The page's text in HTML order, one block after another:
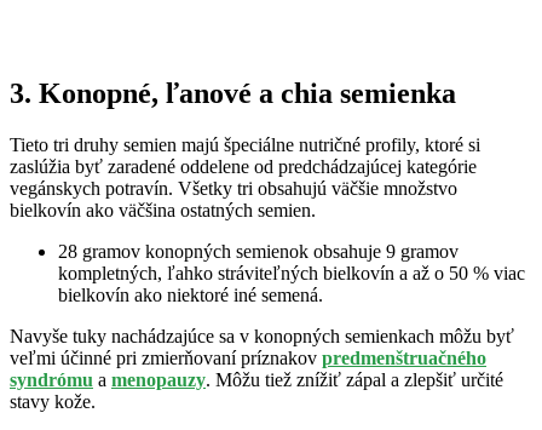
3. Konopné, ľanové a chia semienka
Tieto tri druhy semien majú špeciálne nutričné profily, ktoré si
zaslúžia byť zaradené oddelene od predchádzajúcej kategórie
vegánskych potravín. Všetky tri obsahujú väčšie množstvo
bielkovín ako väčšina ostatných semien.
28 gramov konopných semienok obsahuje 9 gramov
kompletných, ľahko stráviteľných bielkovín a až o 50 % viac
bielkovín ako niektoré iné semená.
Navyše tuky nachádzajúce sa v konopných semienkach môžu byť
veľmi účinné pri zmierňovaní príznakov predmenštruačného
syndrómu a menopauzy. Môžu tiež znížiť zápal a zlepšiť určité
stavy kože.